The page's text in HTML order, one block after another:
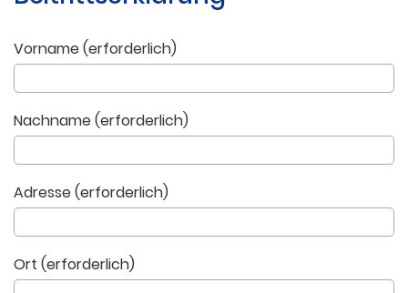
Vorname (erforderlich)
Nachname (erforderlich)
Adresse (erforderlich)
Ort (erforderlich)